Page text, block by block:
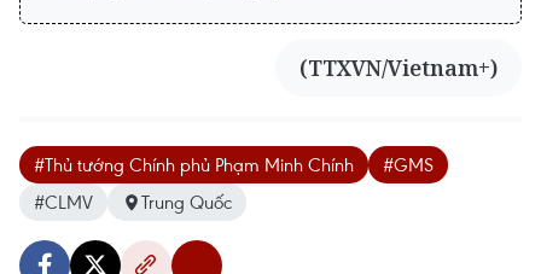
(TTXVN/Vietnam+)
#Thủ tướng Chính phủ Phạm Minh Chính
#GMS
#CLMV
Trung Quốc